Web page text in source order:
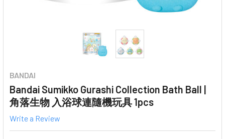
BANDAI
Bandai Sumikko Gurashi Collection Bath Ball |
角落生物 入浴球連隨機玩具 1pcs
Write a Review